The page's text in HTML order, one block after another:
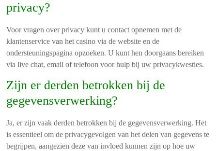
privacy?
Voor vragen over privacy kunt u contact opnemen met de
klantenservice van het casino via de website en de
ondersteuningspagina opzoeken. U kunt hen doorgaans bereiken
via live chat, email of telefoon voor hulp bij uw privacykwesties.
Zijn er derden betrokken bij de
gegevensverwerking?
Ja, er zijn vaak derden betrokken bij de gegevensverwerking. Het
is essentieel om de privacygevolgen van het delen van gegevens te
begrijpen, aangezien deze van invloed kunnen zijn op hoe uw